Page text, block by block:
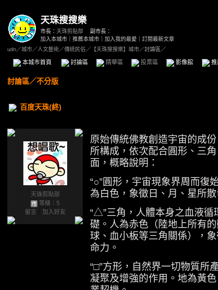
天珠搜搜樂
市長： 天珠剪貼部
副市長：
加入本城市
推薦本城市 加入我的最愛
訂閱最新文章
udn／城市／人文藝術／傳統民俗／ 【天珠搜搜樂】城市／討論區／
本城市首頁 討論區 精華區 投票區 影像館
討論區／不分版
百度天珠(終)
天珠剪貼部
等級：5
留言
加入好友
原始傳統佛教創造宇宙的成
所構成，依次配合圓形、三
面，概略說明：
“○”圓形，宇宙現象界周而復
為白色，象徵日、月、星所
“△”三角，人體本身之血液
礎。人為赤色（陸地上所有
球、血小板等三角關係），
命力。
“□”方形，自然界一切物質所
凝聚及增強的作用。地為黃